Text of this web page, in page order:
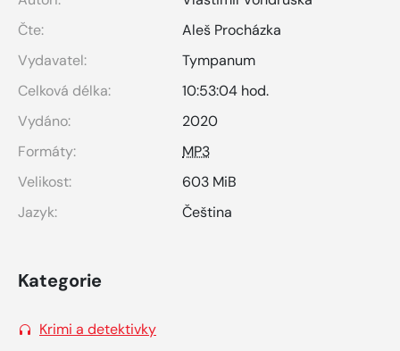
Čte:
Aleš Procházka
Vydavatel:
Tympanum
Celková délka:
10:53:04 hod.
Vydáno:
2020
Formáty:
MP3
Velikost:
603 MiB
Jazyk:
Čeština
Kategorie
Krimi a detektivky